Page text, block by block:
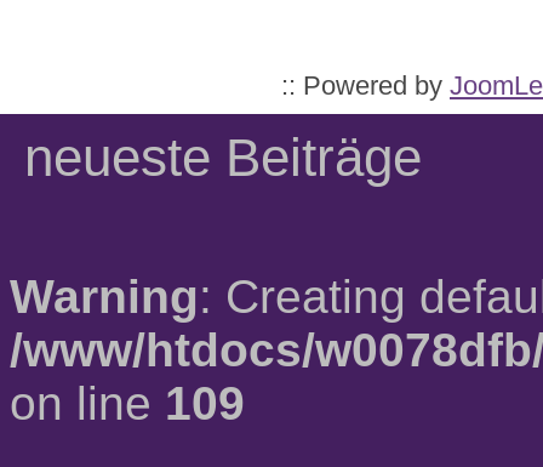
:: Powered by
neueste Beiträge
Warning: Creating
/www/htdocs/
on line 109